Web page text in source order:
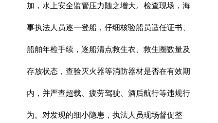
加，水上安全监管压力随之增大。检查现场，海
事执法人员逐一登船，仔细核验船员适任证书、
船舶年检手续，逐船清点救生衣、救生圈数量及
存放状态，查验灭火器等消防器材是否在有效期
内，并严查超载、疲劳驾驶、酒后航行等违规行
为。对发现的细小隐患，执法人员现场督促整